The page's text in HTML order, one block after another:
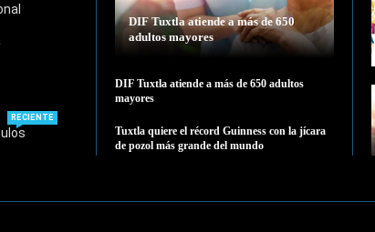
RECIENTE
DIF Tuxtla atiende a más de 650
adultos mayores
DIF Tuxtla atiende a más de 650 adultos
mayores
Tuxtla quiere el récord Guinness con la jícara
de pozol más grande del mundo